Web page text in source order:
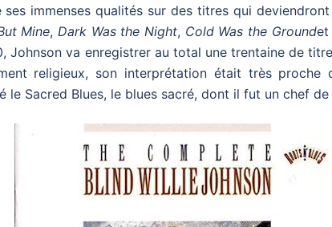
ses immenses qualités sur des titres qui
Mine, Dark Was the Night, Cold Was the Groundet
Johnson va enregistrer au total une trentaine de
religieux, son interprétation était très proche
le Sacred Blues, le blues sacré, dont il fut un chef de